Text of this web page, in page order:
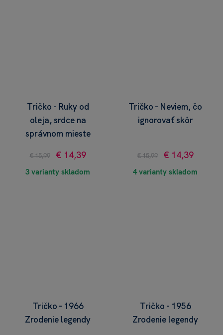
Tričko - Ruky od
oleja, srdce na
správnom mieste
€ 15,99 € 14,39
3 varianty skladom
Tričko - Neviem, čo
ignorovať skôr
€ 15,99 € 14,39
4 varianty skladom
Tričko - 1966
Zrodenie legendy
Tričko - 1956
Zrodenie legendy